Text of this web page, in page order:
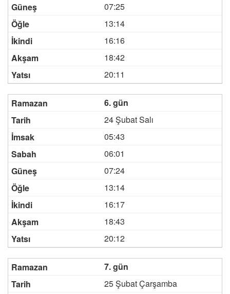
07:25
13:14
16:16
18:42
20:11
6. gün
24 Şubat Salı
05:43
06:01
07:24
13:14
16:17
18:43
20:12
7. gün
25 Şubat Çarşamba